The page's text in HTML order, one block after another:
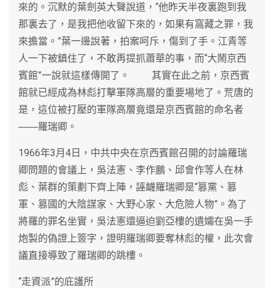
來的。沉默的葉劍英大聲說道，“他昨天半夜裏跑到我
那裏去了，是我把他收留下來的，如果有窩藏之罪，我
來擔當。”葉一邊說著，拍案呵斥，傷到了手。江青等
人一下被鎮住了，不敢再提抓蕭華的事，而“大鬧京西
賓館”一說就這樣傳開了。 其實在此之前，京西賓
館就已經成為林彪打擊軍隊高層的重要場地了。荒唐的
是，這位被打壓的軍隊高層竟還是京西賓館的命名者
――羅瑞卿。
1966年3月4日，中共中央在京西賓館召開的討論羅瑞
卿問題的會議上，吳法憲、李作鵬、邱會作等人在林
彪、葉群的策劃下齊上陣，誣衊羅瑞卿是“篡黨、篡
軍、篡國的大陰謀家、大野心家、大危險人物”。為了
將羅的罪名坐實，吳法憲還逼迫劉亞樓的遺孀在吳一手
炮製的偽證上簽字，證明羅瑞卿要奪林彪的權，此次會
議直接導致了羅瑞卿的跳樓。
“走資派”的庇護所